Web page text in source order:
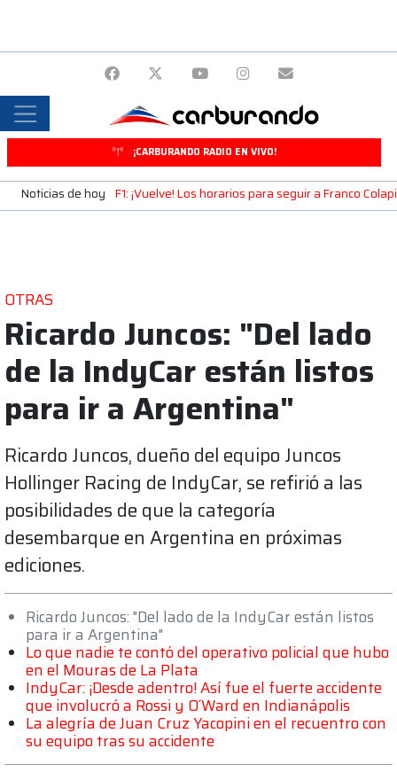
¡CARBURANDO RADIO EN VIVO!
Noticias de hoy F1: ¡Vuelve! Los horarios para seguir a Franco
OTRAS
Ricardo Juncos: "Del lado
de la IndyCar están listos
para ir a Argentina"
Ricardo Juncos, dueño del equipo Juncos
Hollinger Racing de IndyCar, se refirió a las
posibilidades de que la categoría
desembarque en Argentina en próximas
ediciones.
Ricardo Juncos: "Del lado de la IndyCar están listos
para ir a Argentina"
Lo que nadie te contó del operativo policial que hubo
en el Mouras de La Plata
IndyCar: ¡Desde adentro! Así fue el fuerte accidente
que involucró a Rossi y O´Ward en Indianápolis
La alegría de Juan Cruz Yacopini en el recuentro con
su equipo tras su accidente